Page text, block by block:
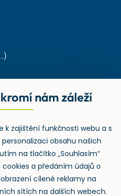
v odpadechnám záleží
k zajištění funkčnosti webu a s
obsahu našich
na tlačítko „Souhlasím“
a předáním údajů o
cílené reklamy na
sítích na dalších webech.